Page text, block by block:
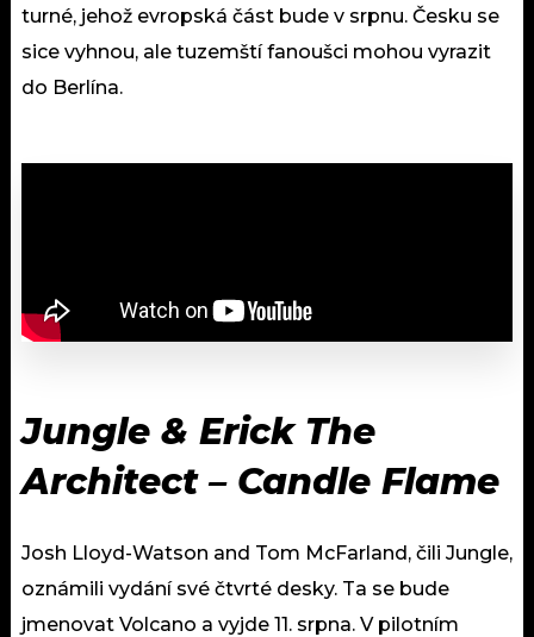
turné, jehož evropská část bude v srpnu. Česku se
sice vyhnou, ale tuzemští fanoušci mohou vyrazit
do Berlína.
Jungle & Erick The
Architect – Candle Flame
Josh Lloyd-Watson and Tom McFarland, čili Jungle,
oznámili vydání své čtvrté desky. Ta se bude
jmenovat Volcano a vyjde 11. srpna. V pilotním